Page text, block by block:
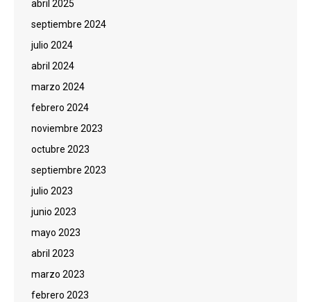
abril 2025
septiembre 2024
julio 2024
abril 2024
marzo 2024
febrero 2024
noviembre 2023
octubre 2023
septiembre 2023
julio 2023
junio 2023
mayo 2023
abril 2023
marzo 2023
febrero 2023